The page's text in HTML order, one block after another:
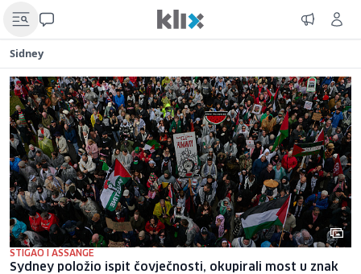
Sidney
STIGAO I ASSANGE
Sydney položio ispit čovječnosti, okupirali most u znak